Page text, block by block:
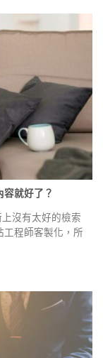
容就好了？
沒有太好的檢索
工程師客製化，所